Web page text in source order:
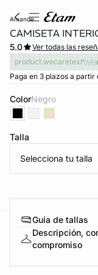
amande
CAMISETA
5.0
Ver todas las
product.wecaretext
Paga en 3 plazos a partir
Color negro
Talla
Selecciona tu talla
Guía de tallas
Descripción,
compromiso